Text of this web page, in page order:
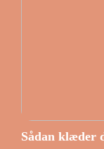
Sådan klæder